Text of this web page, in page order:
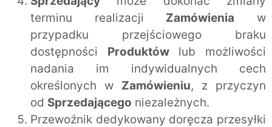
terminu realizacji Zamówienia w
przypadku przejściowego braku
dostępności Produktów lub możliwości
nadania im indywidualnych cech
określonych w Zamówieniu, z przyczyn
od Sprzedającego niezależnych.
Przewoźnik dedykowany doręcza przesyłki